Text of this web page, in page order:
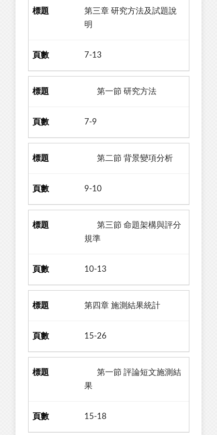
第三章 研究方法及試題說
明
7-13
第一節 研究方法
7-9
第二節 背景變項分析
9-10
第三節 命題架構與評分
規準
10-13
第四章 施測結果統計
15-26
第一節 評論短文施測結
果
15-18